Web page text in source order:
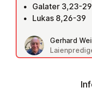
Galater 3,23-29
Lukas 8,26-39
Gerhard